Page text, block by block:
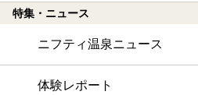
特集・ニュース
ニフティ温泉ニュース
体験レポート